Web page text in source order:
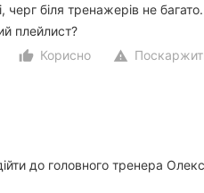
черг біля тренажерів не
плейлист?
thumb_up_alt
Корисно warning
до головного тренера